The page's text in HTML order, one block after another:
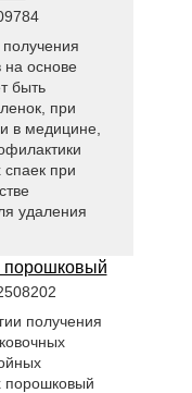
получения
на основе
быть
при
в медицине,
при
удаления
получения
порошковый